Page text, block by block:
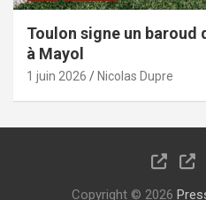
Toulon signe un baroud
à Mayol
1 juin 2026 Nicolas Dupre
Copyright © 2026